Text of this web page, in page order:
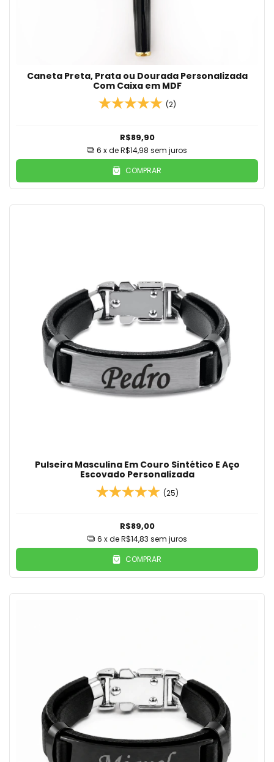
Caneta Preta, Prata ou Dourada Personalizada
Com Caixa em MDF
(2)
R$89,90
6 x deR$14,98 sem juros
COMPRAR
Pulseira Masculina Em Couro Sintético E Aço
Escovado Personalizada
(25)
R$89,00
6 x deR$14,83 sem juros
COMPRAR